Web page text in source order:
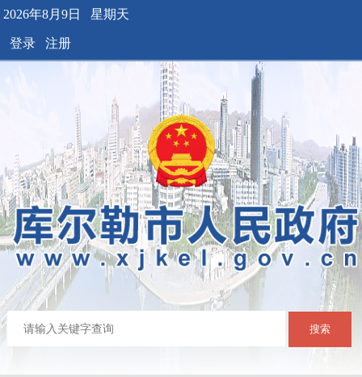
2026年8月9日 星期天
登录 注册
搜索